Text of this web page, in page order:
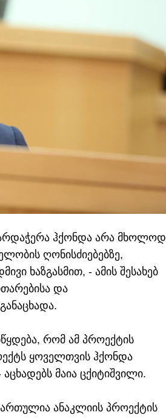
ჰქონდა არა მხოლოდ
ღონისძიებებზე,
ხაზგასმით, - ამის შესახებ
და
რომ ამ პროექტის
ყოველთვის ჰქონდა
მაია ცქიტიშვილი.
ანაკლიის პროექტის